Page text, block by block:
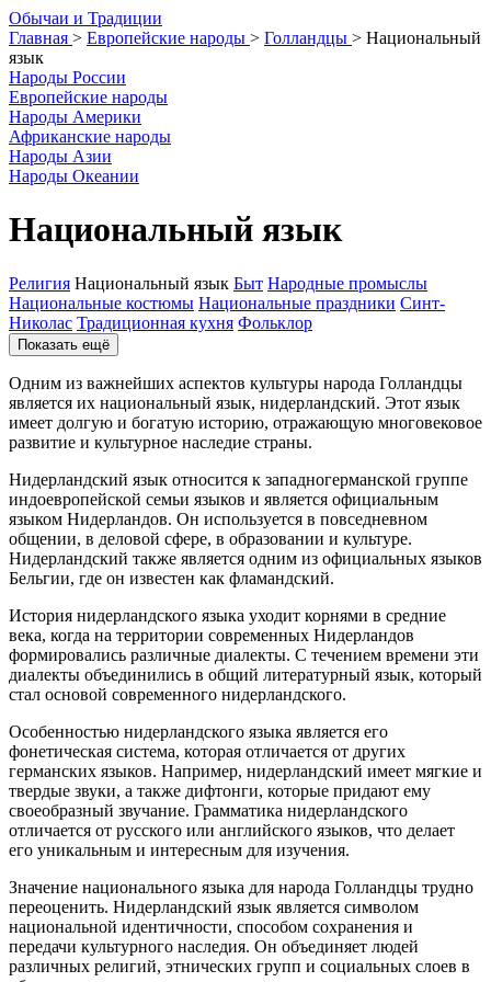
Обычаи и Традиции
Главная > Европейские народы > Голландцы > Национальный
язык
Народы России
Европейские народы
Народы Америки
Африканские народы
Народы Азии
Народы Океании
Национальный язык
Религия Национальный язык Быт Народные промыслы
Национальные костюмы Национальные праздники Синт-
Николас Традиционная кухня Фольклор
Показать ещё
Одним из важнейших аспектов культуры народа Голландцы
является их национальный язык, нидерландский. Этот язык
имеет долгую и богатую историю, отражающую многовековое
развитие и культурное наследие страны.
Нидерландский язык относится к западногерманской группе
индоевропейской семьи языков и является официальным
языком Нидерландов. Он используется в повседневном
общении, в деловой сфере, в образовании и культуре.
Нидерландский также является одним из официальных языков
Бельгии, где он известен как фламандский.
История нидерландского языка уходит корнями в средние
века, когда на территории современных Нидерландов
формировались различные диалекты. С течением времени эти
диалекты объединились в общий литературный язык, который
стал основой современного нидерландского.
Особенностью нидерландского языка является его
фонетическая система, которая отличается от других
германских языков. Например, нидерландский имеет мягкие и
твердые звуки, а также дифтонги, которые придают ему
своеобразный звучание. Грамматика нидерландского
отличается от русского или английского языков, что делает
его уникальным и интересным для изучения.
Значение национального языка для народа Голландцы трудно
переоценить. Нидерландский язык является символом
национальной идентичности, способом сохранения и
передачи культурного наследия. Он объединяет людей
различных религий, этнических групп и социальных слоев в